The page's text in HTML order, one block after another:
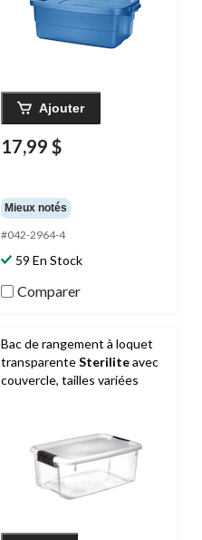
Ajouter
17,99 $
Mieux notés
#042-2964-4
59 En Stock
Comparer
Bac de rangement à loquet
transparenteSteriliteavec
couvercle, tailles variées